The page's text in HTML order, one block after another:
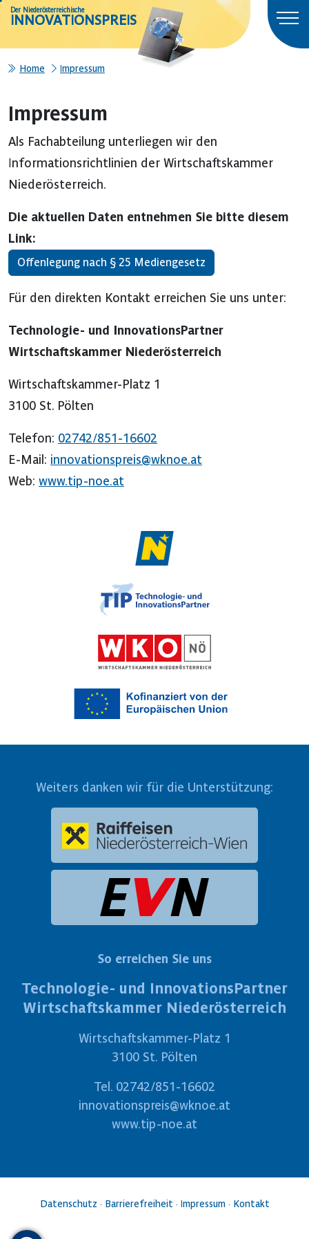
Der Niederösterreichische
INNOVATIONSPREIS
Home Impressum
Impressum
Als Fachabteilung unterliegen wir den
Informationsrichtlinien der Wirtschaftskammer
Niederösterreich.
Die aktuellen Daten entnehmen Sie bitte diesem
Link:
Offenlegung nach § 25 Mediengesetz
Für den direkten Kontakt erreichen Sie uns unter:
Technologie- und InnovationsPartner
Wirtschaftskammer Niederösterreich
Wirtschaftskammer-Platz 1
3100 St. Pölten
Telefon: 02742/851-16602
E-Mail: innovationspreis@wknoe.at
Web: www.tip-noe.at
Weiters danken wir für die Unterstützung:
So erreichen Sie uns
Technologie- und InnovationsPartner
Wirtschaftskammer Niederösterreich
Wirtschaftskammer-Platz 1
3100 St. Pölten
Tel. 02742/851-16602
innovationspreis@wknoe.at
www.tip-noe.at
Datenschutz · Barrierefreiheit · Impressum· Kontakt